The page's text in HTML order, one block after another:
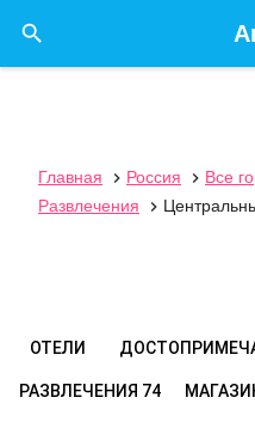

Главная  Россия  Все
Развлечения

ОТЕЛИ
РАЗВЛЕЧЕНИЯ 74